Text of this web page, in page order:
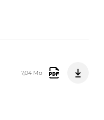
7,04 Mo